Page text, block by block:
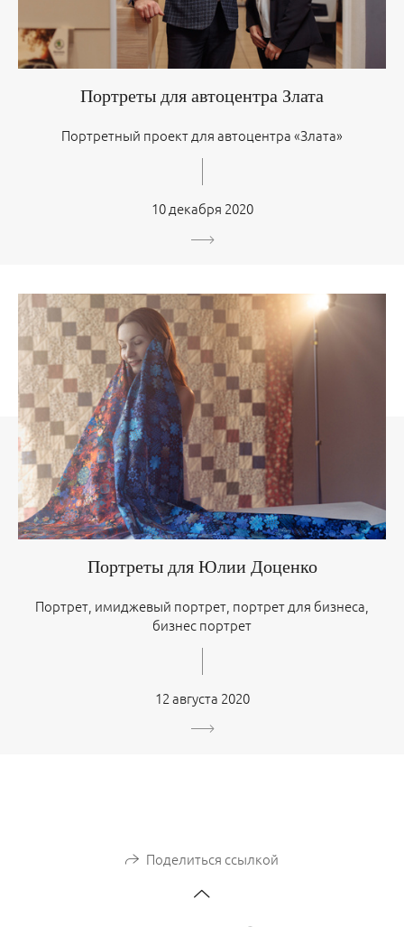
Портреты для автоцентра Злата
Портретный проект для автоцентра «Злата»
10 декабря 2020
Портреты для Юлии Доценко
Портрет, имиджевый портрет, портрет для бизнеса,
бизнес портрет
12 августа 2020
Поделиться ссылкой